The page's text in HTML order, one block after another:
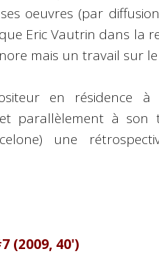
oeuvres (par
Eric Vautrin dans la
mais un travail sur
en résidence à
et parallèlement à
une
(2009, 40')